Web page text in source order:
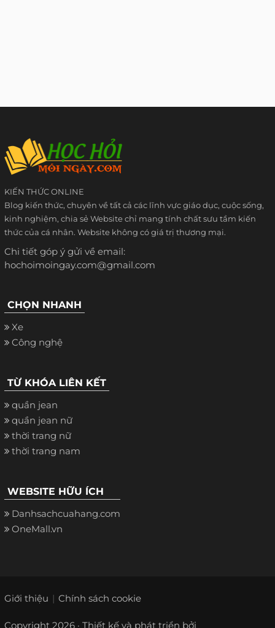
KIẾN THỨC ONLINE
Blog kiến thức, chuyên về tất cả các lĩnh vực giáo dục, cuộc sống,
kinh nghiệm, chia sẻ Website chỉ mang tính chất sưu tầm kiến
thức của cá nhân. Website không có giá trị thương mại.
Chi tiết góp ý gửi về email:
hochoimoingay.com@gmail.com
CHỌN NHANH
Xe
Công nghệ
TỪ KHÓA LIÊN KẾT
quần jean
quần jean nữ
thời trang nữ
thời trang nam
WEBSITE HỮU ÍCH
Danhsachcuahang.com
OneMall.vn
Giới thiệu Chính sách cookie
Copyright 2026 · Thiết kế và phát triển bởi